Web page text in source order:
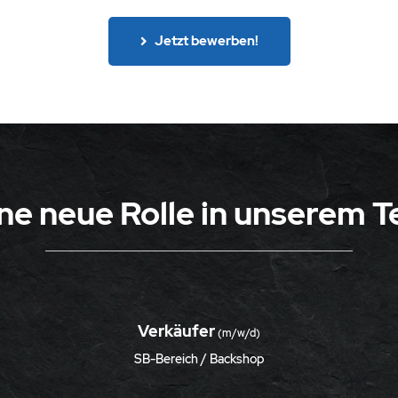
Jetzt bewerben!
neue Rolle in unserem
Verkäufer(m/w/d)
SB-Bereich / Backshop